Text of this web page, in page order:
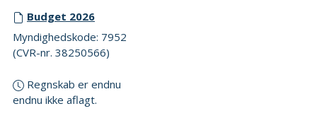
Budget 2026
Myndighedskode: 7952
(CVR-nr. 38250566)
Regnskab er endnu
endnu ikke aflagt.